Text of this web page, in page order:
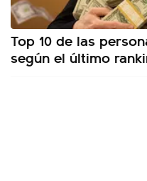
Top 10 de las
según el último